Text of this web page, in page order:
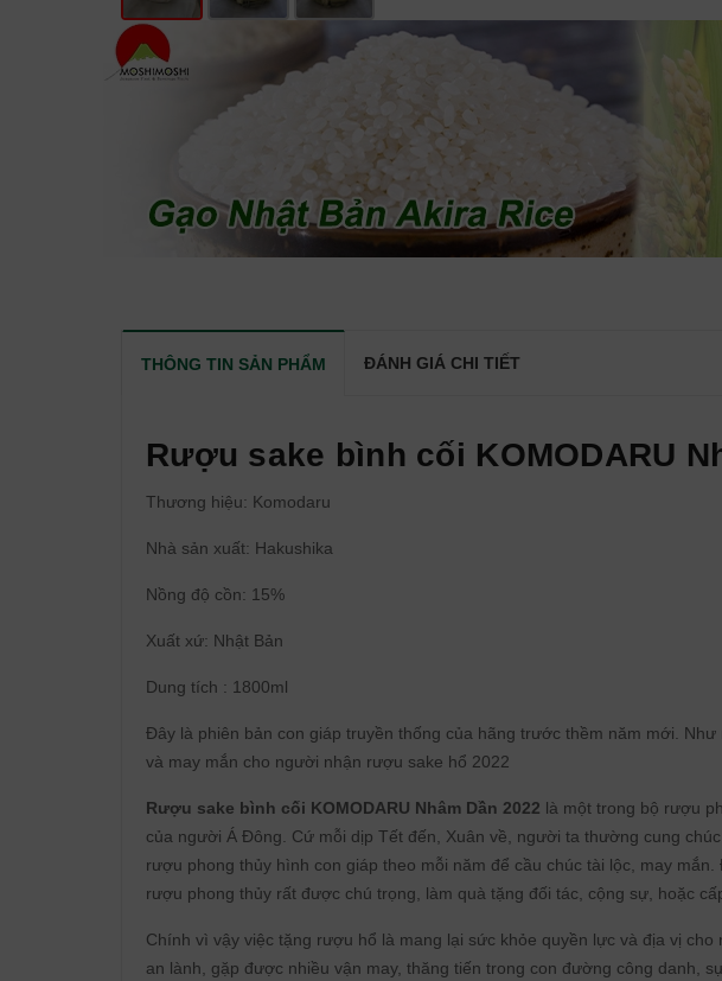
THÔNG TIN SẢN PHẨM ĐÁNH GIÁ CHI TIẾT
Rượu sake bình cối KOMODARU
Thương hiệu: Komodaru
Nhà sản xuất: Hakushika
Nồng độ cồn: 15%
Xuất xứ: Nhật Bản
Dung tích : 1800ml
Đây là phiên bản con giáp truyền thống của hãng trước thềm năm mới.
và may mắn cho người nhận rượu sake hổ 2022
Rượu sake bình cối KOMODARU Nhâm Dần 2022 là một trong bộ rượu
của người Á Đông. Cứ mỗi dịp Tết đến, Xuân về, người ta thường cung
rượu phong thủy hình con giáp theo mỗi năm để cầu chúc tài lộc, may
rượu phong thủy rất được chú trọng, làm quà tặng đối tác, cộng sự, hoặc
Chính vì vậy việc tặng rượu hổ là mang lại sức khỏe quyền lực và địa vị
an lành, gặp được nhiều vận may, thăng tiến trong con đường công danh,